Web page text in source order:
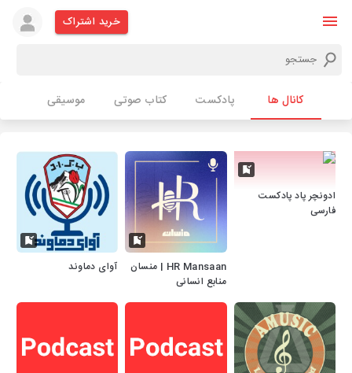
خرید اشتراک
کانال ها پادکست کتاب صوتی موسیقی
ادونچر پاد پادکست
فارسی
HR Mansaan | منسان
منابع انسانی
آوای دماوند